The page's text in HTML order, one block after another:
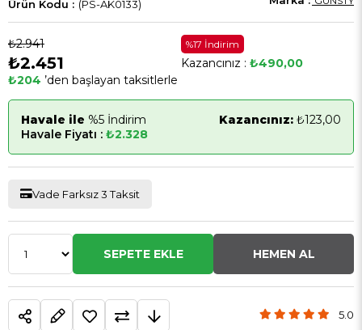
(PS-AK0133)
₺2.941 %17 İndirim
₺2.451 Kazancınız : ₺490,00
₺204 ’den başlayan taksitlerle
Havale ile %5 İndirim Kazancınız: ₺123,00
Havale Fiyatı : ₺2.328
Vade Farksız 3 Taksit
5.0